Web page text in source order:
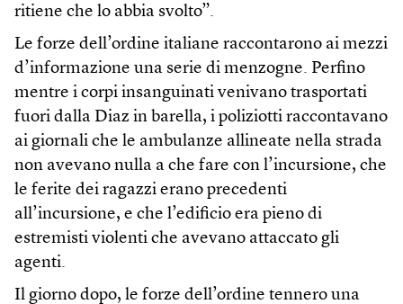
ritiene che lo abbia svolto”.
Le forze dell’ordine italiane raccontarono ai mezzi
d’informazione una serie di menzogne. Perfino
mentre i corpi insanguinati venivano trasportati
fuori dalla Diaz in barella, i poliziotti raccontavano
ai giornali che le ambulanze allineate nella strada
non avevano nulla a che fare con l’incursione, che
le ferite dei ragazzi erano precedenti
all’incursione, e che l’edificio era pieno di
estremisti violenti che avevano attaccato gli
agenti.
Il giorno dopo, le forze dell’ordine tennero una